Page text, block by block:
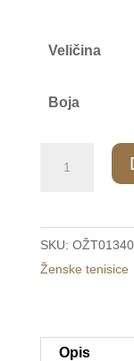
Veličina
Boja
tenisice
crne
/NOAN/
SKU:
Ženske tenisice
Opis